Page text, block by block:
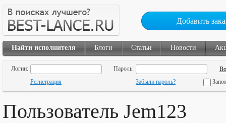
Добавить
Найти исполнителя Блоги Статьи Новости
Логин:
Пароль:
Регистрация
Забыли пароль?
Пользователь Jem123